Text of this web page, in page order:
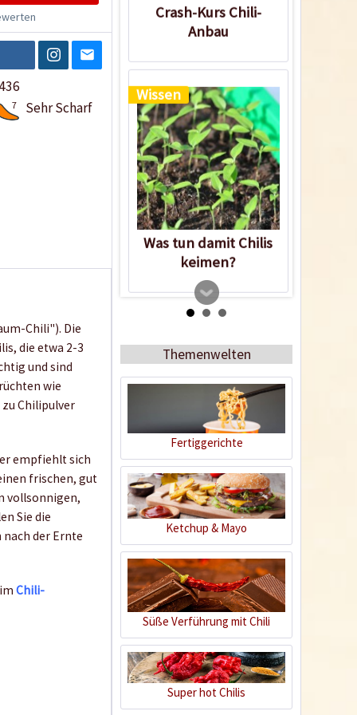
7 Sehr Scharf
Chili"). Die
die etwa 2-3
und sind
wie
zu Chilipulver
empfiehlt sich
frischen, gut
vollsonnigen,
Sie die
der Ernte
Chili-
Crash-Kurs Chili-
Anbau
Wissen
Was tun damit Chilis
keimen?
BIO Chili-Dünger
Inhalt0.5 Liter(21,98 € * / 1 Liter)
10,99 € *
Jetzt bestellen
Themenwelten
Fertiggerichte
Ketchup & Mayo
Süße Verführung mit Chili
Super hot Chilis